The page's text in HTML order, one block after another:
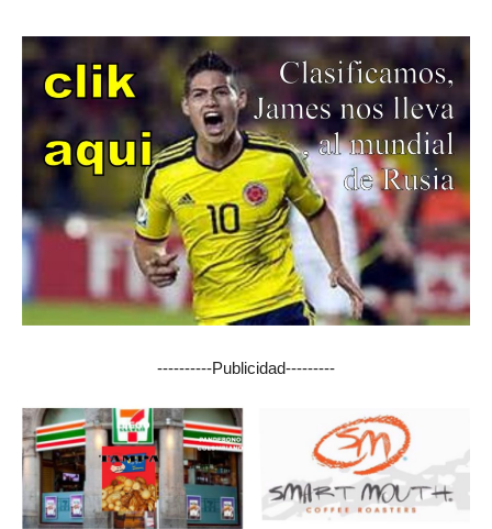
----------Publicidad---------